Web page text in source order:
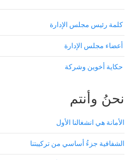
كلمة رئيس مجلس الإدارة
أعضاء مجلس الإدارة
حكاية أخوين وشركة
نحنُ وأنتم
الأمانة هي انشغالنا الأول
الشفافية جزءُ أساسي من تركيبتنا